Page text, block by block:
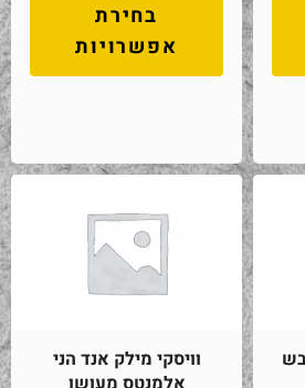
בחירת
אפשרויות
וויסקי מילק אנד הני